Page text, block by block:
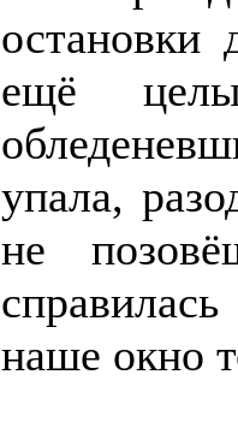
ещё
упала,
не
наше окно